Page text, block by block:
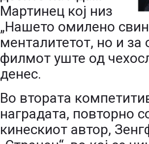
Мартинец кој низ
„Нашето омилено
менталитетот, но и
филмот уште од
денес.
Во втората
наградата, повторно
кинескиот автор,